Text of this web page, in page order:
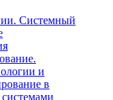
Системный
и
в